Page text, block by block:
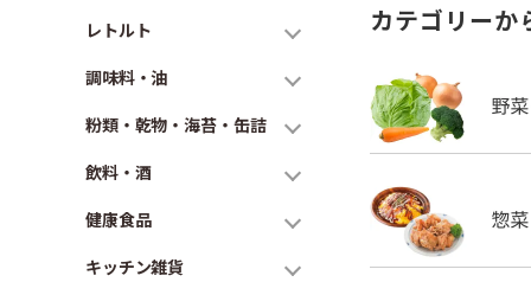
レトルト
調味料・油
粉類・乾物・海苔・缶詰
飲料・酒
健康食品
キッチン雑貨
カテゴリーか